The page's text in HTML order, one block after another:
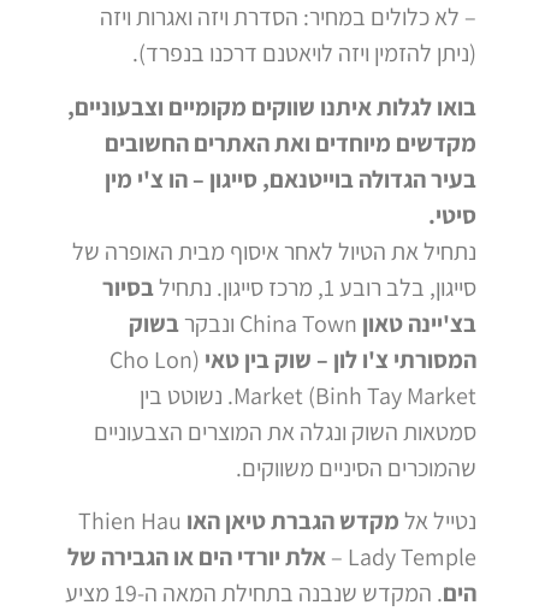
– לא כלולים במחיר: הסדרת ויזה ואגרות ויזה
(ניתן להזמין ויזה לויאטנם דרכנו בנפרד).
בואו לגלות איתנו שווקים מקומיים וצבעוניים,
מקדשים מיוחדים ואת האתרים החשובים
בעיר הגדולה בוייטנאם, סייגון – הו צ'י מין
סיטי.
נתחיל את הטיול לאחר איסוף מבית האופרה של
סייגון, בלב רובע 1, מרכז סייגון. נתחיל
בסיור
בצ'יינה טאון China Town ונבקר
בשוק
המסורתי צ'ו לון – שוק בין טאי (Cho Lon
Market (Binh Tay Market. נשוטט בין
סמטאות השוק ונגלה את המוצרים הצבעוניים
שהמוכרים הסיניים משווקים.
נטייל אלמקדש הגברת טיאן האו Thien Hau
Lady Temple –
אלת יורדי הים או הגבירה של
הים
. המקדש שנבנה בתחילת המאה ה-19 מציע